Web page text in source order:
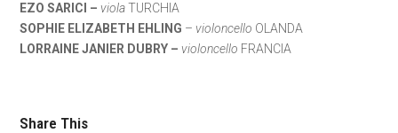
EZO SARICI – violaTURCHIA
SOPHIE ELIZABETH EHLING – violoncello OLANDA
LORRAINE JANIER DUBRY – violoncello FRANCIA
Share This